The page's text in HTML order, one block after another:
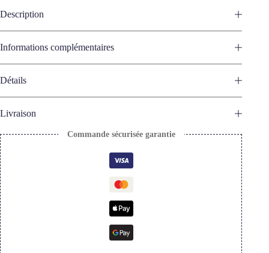
assiettes
porcelaine
Florina
Description
Informations complémentaires
Détails
Livraison
Commande sécurisée garantie